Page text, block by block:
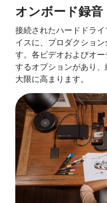
オンボード録音
接続されたハードドラ
イスに、プロダクショ
す。各ビデオおよびオ
するオプションがあり
大限に高まります。